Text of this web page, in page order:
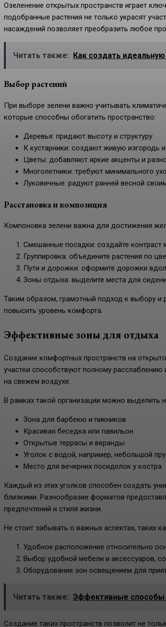
Озеленение открытых пространств играет
подобранные растения не только украсят
насаждений позволяет преобразить любое
Читать также: Как создать
Выбор растений
При выборе зелени важно учитывать
которые способны обогатить пространство:
Деревья: придают высоту и структуру.
К кустарники: создают живую изгородь
Цветы: добавляют яркие акценты и
Многолетники: требуют минимального
Луковичные: радуют ранней весной
Расстановка и композиция
Компоновка зелени важна для достижения
Смешанные посадки: создайте
Группировка: объедините растения по
Пути и дорожки: оформите дорожки
Зоны отдыха: выделите места для
Таким образом, грамотный подход к выбору и
повысить уровень комфорта.
Эффективные зоны для отдыха
Создание комфортных пространств на
участки способствуют полному
на свежем воздухе.
В рамках такой организации можно выделить
Зона для барбекю и пикников
Красивая беседка или павильон
Открытые террасы и веранды
Уголок с водой, например, небольшой
Место для вечерних посиделок у костра
Каждый из этих уголков способен создать
близкими. Разнообразие форматов
предпочтений и стиля жизни.
Не стоит забывать о важных аспектах, таких
Удобное расположение относительно
Выбор удобной мебели и аксессуаров,
Оборудование зон освещением для
Читать также: Эффективные способы
Создание таких пространств позволит не